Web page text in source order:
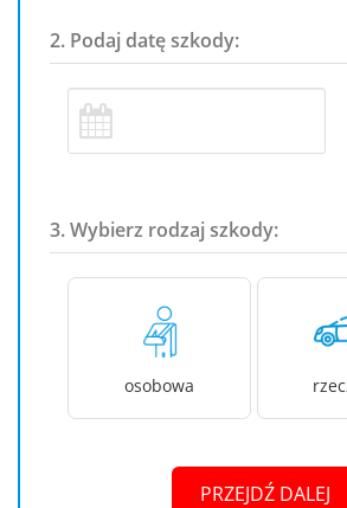
2. Podaj datę szkody:
3. Wybierz rodzaj szkody:
osobowa
PRZEJDŹ DALEJ